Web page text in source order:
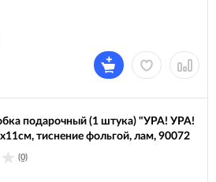
подарочный (1 штука) "УРА! УРА!
тиснение фольгой, лам, 90072
(0)